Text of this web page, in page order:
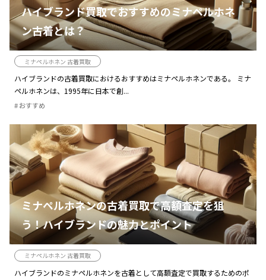
ハイブランド買取でおすすめのミナペルホネ
ン古着とは？
ミナペルホネン 古着買取
ハイブランドの古着買取におけるおすすめはミナペルホネンである。 ミナ
ペルホネンは、1995年に日本で創...
おすすめ
ミナペルホネンの古着買取で高額査定を狙
う！ハイブランドの魅力とポイント
ミナペルホネン 古着買取
ハイブランドのミナペルホネンを古着として高額査定で買取するためのポ